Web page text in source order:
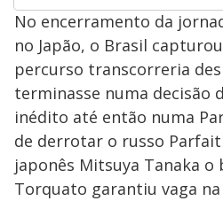
No encerramento da
no Japão, o Brasil
percurso transcorreria
terminasse numa decisão
inédito até então numa
de derrotar o russo
japonês Mitsuya Tanaka
Torquato garantiu vaga